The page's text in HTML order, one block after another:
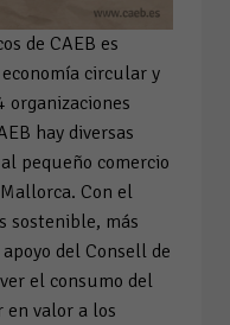
de CAEB es
circular y
organizaciones
hay diversas
pequeño comercio
Con el
sostenible, más
del Consell de
el consumo del
en valor a los